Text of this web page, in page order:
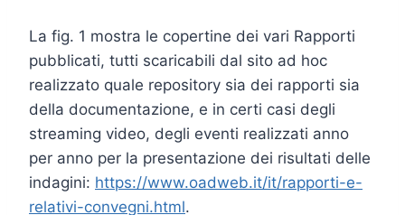
La fig. 1 mostra le copertine dei vari Rapporti
pubblicati, tutti scaricabili dal sito ad hoc
realizzato quale repository sia dei rapporti sia
della documentazione, e in certi casi degli
streaming video, degli eventi realizzati anno
per anno per la presentazione dei risultati delle
indagini: https://www.oadweb.it/it/rapporti-e-
relativi-convegni.html.